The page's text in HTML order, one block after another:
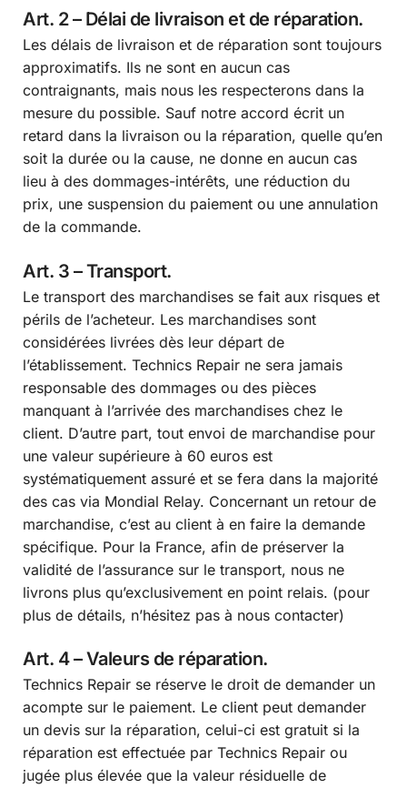
Art. 2 – Délai de livraison et de réparation.
Les délais de livraison et de réparation sont toujours
approximatifs. Ils ne sont en aucun cas
contraignants, mais nous les respecterons dans la
mesure du possible. Sauf notre accord écrit un
retard dans la livraison ou la réparation, quelle qu’en
soit la durée ou la cause, ne donne en aucun cas
lieu à des dommages-intérêts, une réduction du
prix, une suspension du paiement ou une annulation
de la commande.
Art. 3 – Transport.
Le transport des marchandises se fait aux risques et
périls de l’acheteur. Les marchandises sont
considérées livrées dès leur départ de
l’établissement. Technics Repair ne sera jamais
responsable des dommages ou des pièces
manquant à l’arrivée des marchandises chez le
client. D’autre part, tout envoi de marchandise pour
une valeur supérieure à 60 euros est
systématiquement assuré et se fera dans la majorité
des cas via Mondial Relay. Concernant un retour de
marchandise, c’est au client à en faire la demande
spécifique. Pour la France, afin de préserver la
validité de l’assurance sur le transport, nous ne
livrons plus qu’exclusivement en point relais. (pour
plus de détails, n’hésitez pas à nous contacter)
Art. 4 – Valeurs de réparation.
Technics Repair se réserve le droit de demander un
acompte sur le paiement. Le client peut demander
un devis sur la réparation, celui-ci est gratuit si la
réparation est effectuée par Technics Repair ou
jugée plus élevée que la valeur résiduelle de